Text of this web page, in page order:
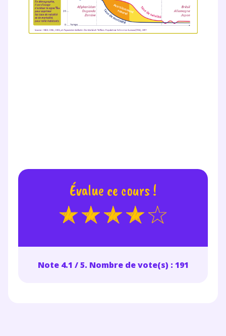
Évalue ce cours !
Note 4.1 / 5. Nombre de vote(s) : 191
TESTER GRATUITEMENT
* Votre code d'accès sera envoyé à cette adresse e-mail. En
désinscrire à tout moment, à travers le lien de
désinscription présent dans chaque newsletter. Pour
en savoir plus sur la gestion de vos données
personnelles et pour exercer vos droits, vous pouvez